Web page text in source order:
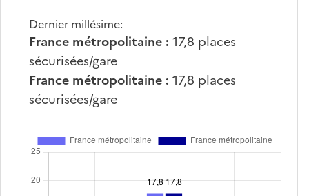
Dernier millésime:
France métropolitaine : 17,8 places
sécurisées/gare
France métropolitaine : 17,8 places
sécurisées/gare